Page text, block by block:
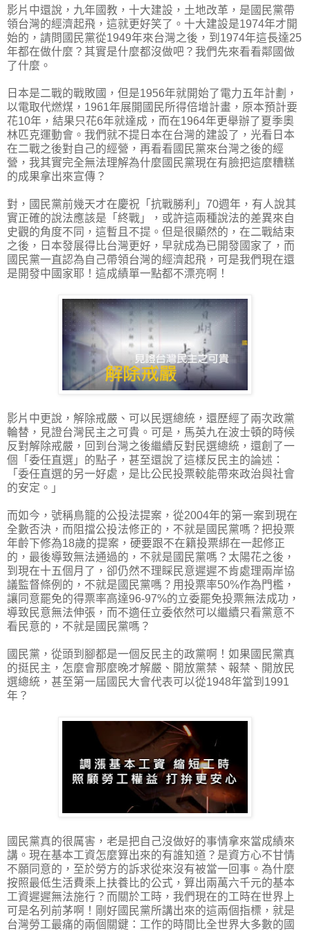
影片中還說，九年國教，十大建設，土地改革，是國民黨帶
領台灣的經濟起飛，這就更好笑了。十大建設是1974年才開
始的，請問國民黨從1949年來台灣之後，到1974年這長達25
年都在做什麼？其實是什麼都沒做吧？我們先來看看鄰國做
了什麼。
日本是二戰的戰敗國，但是1956年就開始了電力五年計劃，
以電取代燃煤，1961年展開國民所得倍增計畫，原本預計要
花10年，結果只花6年就達成，而在1964年更舉辦了夏季奧
林匹克運動會。我們就不提日本在台灣的建設了，光看日本
在二戰之後對自己的經營，再看看國民黨來台灣之後的經
營，我其實完全無法理解為什麼國民黨現在有臉把這麼糟糕
的成果拿出來宣傳？
對，國民黨前幾天才在慶祝「抗戰勝利」70週年，有人說其
實正確的說法應該是「終戰」，或許這兩種說法的差異來自
史觀的角度不同，這暫且不提。但是很顯然的，在二戰結束
之後，日本發展得比台灣更好，早就成為已開發國家了，而
國民黨一直認為自己帶領台灣的經濟起飛，可是我們現在還
是開發中國家耶！這成績單一點都不漂亮啊！
影片中更說，解除戒嚴、可以民選總統，還歷經了兩次政黨
輪替，見證台灣民主之可貴。可是，馬英九在波士頓的時候
反對解除戒嚴，回到台灣之後繼續反對民選總統，還創了一
個「委任直選」的點子，甚至還說了這樣反民主的論述：
「委任直選的另一好處，是比公民投票較能帶來政治與社會
的安定。」
而如今，號稱鳥籠的公投法提案，從2004年的第一案到現在
全數否決，而阻擋公投法修正的，不就是國民黨嗎？把投票
年齡下修為18歲的提案，硬要跟不在籍投票綁在一起修正
的，最後導致無法通過的，不就是國民黨嗎？太陽花之後，
到現在十五個月了，卻仍然不理睬民意遲遲不肯處理兩岸協
議監督條例的，不就是國民黨嗎？用投票率50%作為門檻，
讓同意罷免的得票率高達96-97%的立委罷免投票無法成功，
導致民意無法伸張，而不適任立委依然可以繼續只看黨意不
看民意的，不就是國民黨嗎？
國民黨，從頭到腳都是一個反民主的政黨啊！如果國民黨真
的挺民主，怎麼會那麼晚才解嚴、開放黨禁、報禁、開放民
選總統，甚至第一屆國民大會代表可以從1948年當到1991
年？
國民黨真的很厲害，老是把自己沒做好的事情拿來當成績來
講。現在基本工資怎麼算出來的有誰知道？是資方心不甘情
不願同意的，至於勞方的訴求從來沒有被當一回事。為什麼
按照最低生活費乘上扶養比的公式，算出兩萬六千元的基本
工資遲遲無法施行？而關於工時，我們現在的工時在世界上
可是名列前茅啊！剛好國民黨所講出來的這兩個指標，就是
台灣勞工最痛的兩個關鍵：工作的時間比全世界大多數的國